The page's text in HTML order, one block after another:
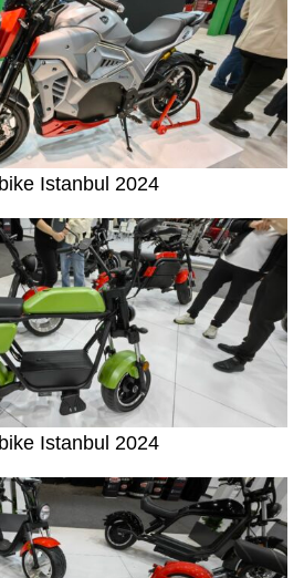
Istanbul 2024
Istanbul 2024